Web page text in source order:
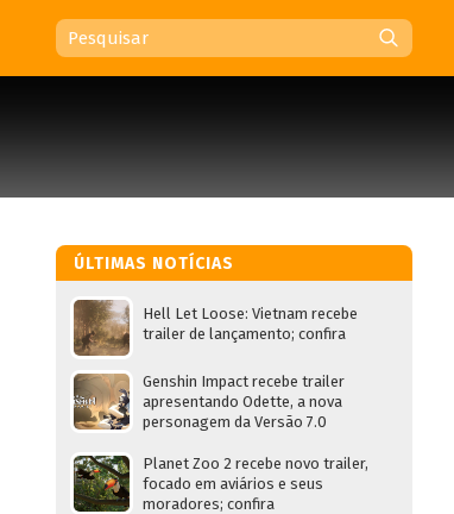
ÚLTIMAS NOTÍCIAS
Hell Let Loose: Vietnam recebe
trailer de lançamento; confira
Genshin Impact recebe trailer
apresentando Odette, a nova
personagem da Versão 7.0
Planet Zoo 2 recebe novo trailer,
focado em aviários e seus
moradores; confira